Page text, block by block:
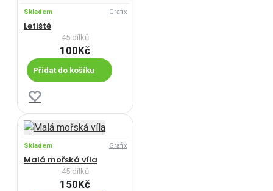
Skladem Grafix
Letiště
45 dílků
100Kč
Přidat do košíku
Skladem Grafix
Malá mořská víla
45 dílků
150Kč